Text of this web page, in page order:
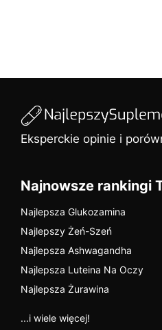
Eksperckie opinie i
Najnowsze rankingi
Najlepsza Glukozamina
Najlepszy Żeń-Szeń
Najlepsza Ashwagandha
Najlepsza Luteina Na Oczy
Najlepsza Żurawina
...i wiele więcej!